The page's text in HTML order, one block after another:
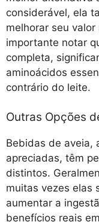
considerável, ela
melhorar seu
importante notar
completa,
aminoácidos
contrário do leite.
Outras Opções
Bebidas de aveia,
apreciadas, têm
distintos.
muitas vezes elas
aumentar a
benefícios reais